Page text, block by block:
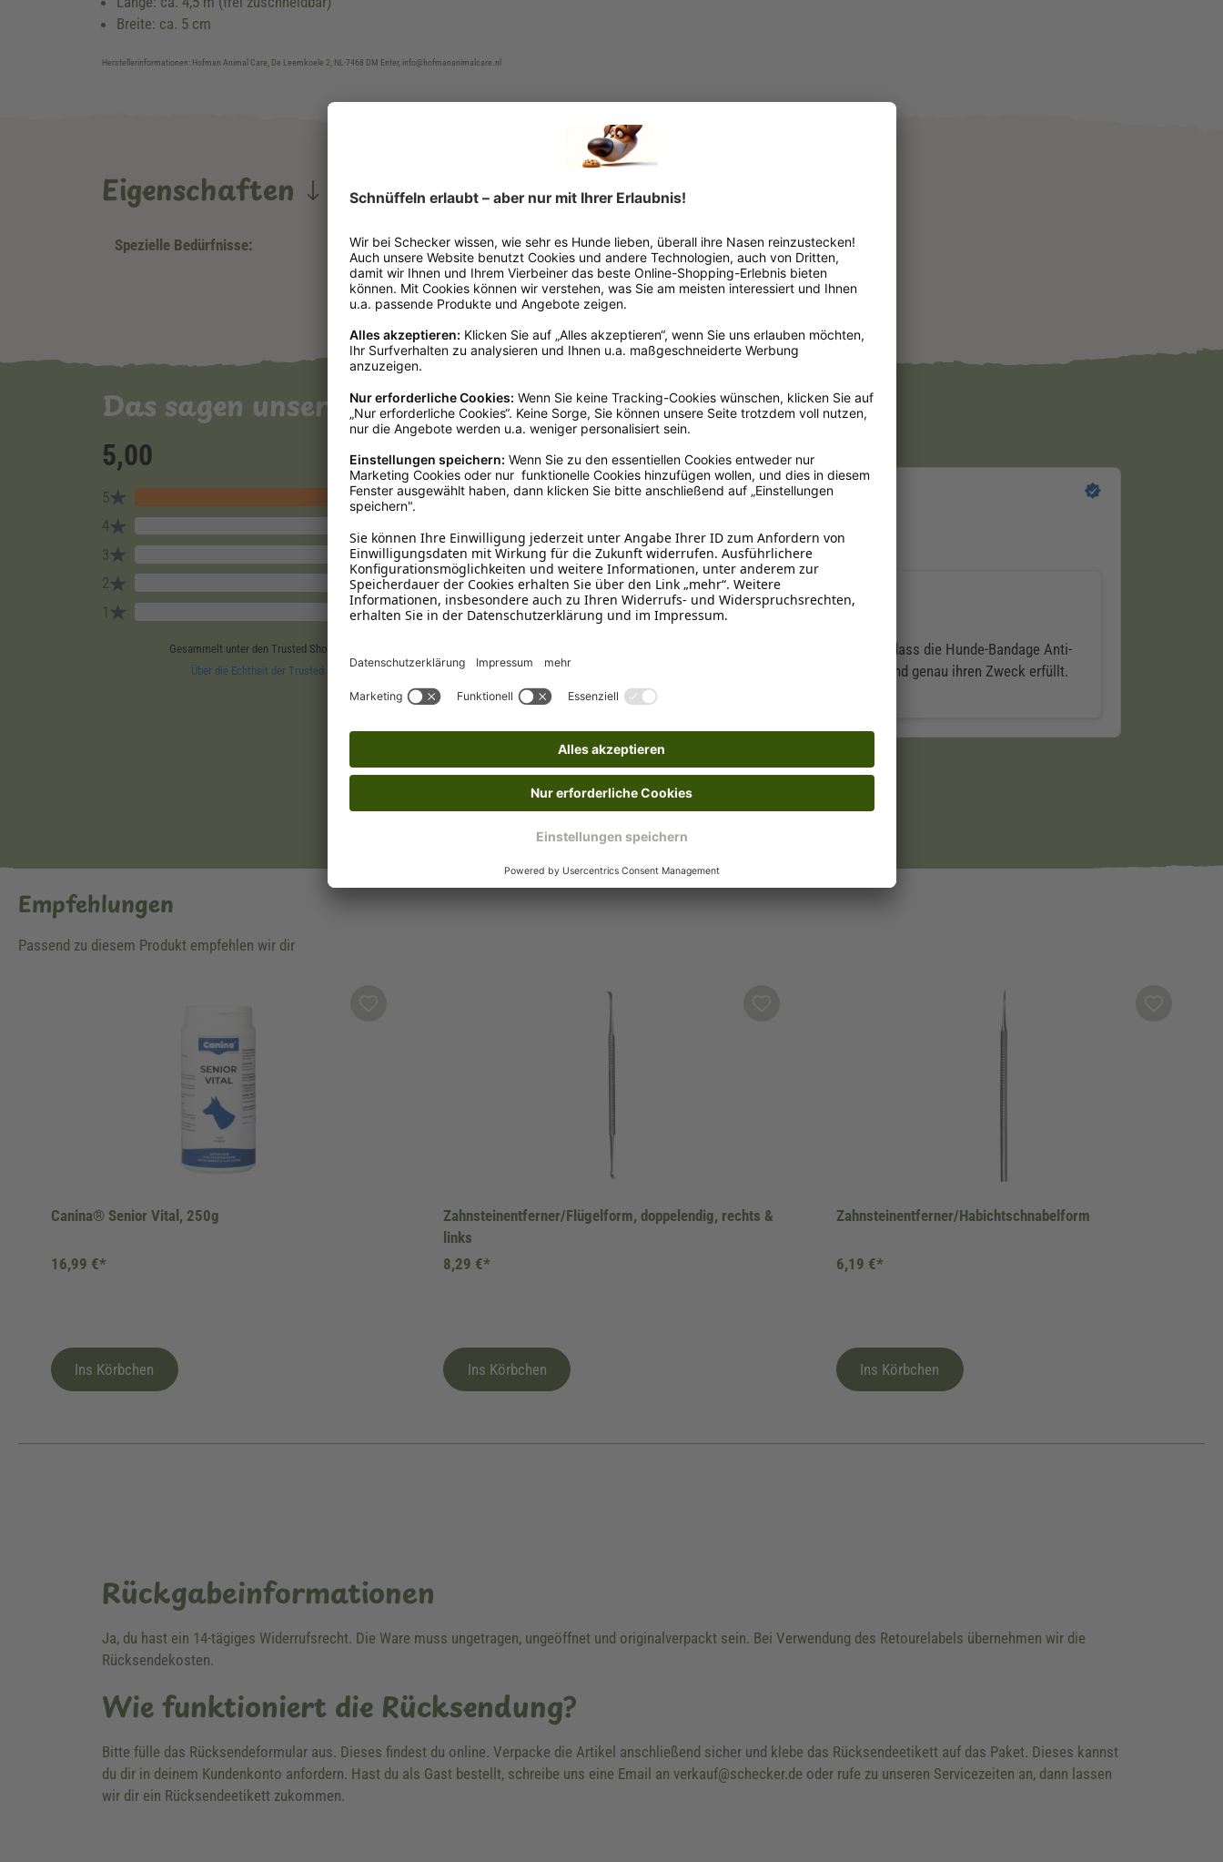
Breite: ca. 5 cm
Herstellerinformationen: Hofman Animal Care, De Leemkoele 2, NL-7468 DM Enter, info@hofmananimalcare.nl
Eigenschaften
Spezielle Bedürfnisse: Wundversorgung
Das sagen unsere Kunden
Empfehlungen
Passend zu diesem Produkt empfehlen wir dir
Canina® Senior Vital, 250g
16,99 €*
Ins Körbchen
Zahnsteinentferner/Flügelform, doppelendig, rechts &
links
8,29 €*
Ins Körbchen
Zahnsteinentferner/Habichtschnabelform
6,19 €*
Ins Körbchen
Rückgabeinformationen
Ja, du hast ein 14-tägiges Widerrufsrecht. Die Ware muss ungetragen, ungeöffnet und originalverpackt sein. Bei Verwendung des Retourelabels übernehmen wir die
Rücksendekosten.
Wie funktioniert die Rücksendung?
Bitte fülle das Rücksendeformular aus. Dieses findest du online. Verpacke die Artikel anschließend sicher und klebe das Rücksendeetikett auf das Paket. Dieses kannst
du dir in deinem Kundenkonto anfordern. Hast du als Gast bestellt, schreibe uns eine Email an verkauf@schecker.de oder rufe zu unseren Servicezeiten an, dann lassen
wir dir ein Rücksendeetikett zukommen.